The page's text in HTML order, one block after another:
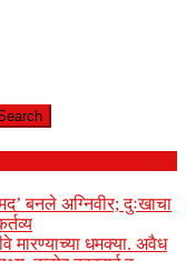
बनले अग्निवीर; दुःखाचा
मारण्याच्या धमक्या. अवैध